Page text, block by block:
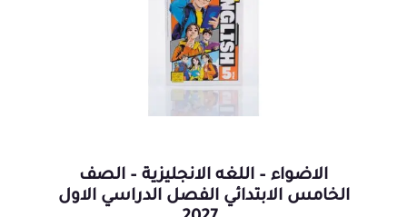
الاضواء – اللغه الانجليزية – الصف
الخامس الابتدائي الفصل الدراسي الاول